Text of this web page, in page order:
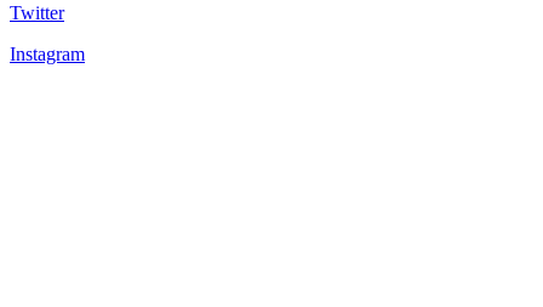
Twitter
Instagram